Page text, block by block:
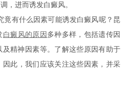
，进而诱发白癜风。
有什么因素可能诱发白癜风呢？昆
白癜风的原因 多种多样，包括遗传因
精神因素等。了解这些原因有助于
因此，我们应该关注这些因素，并采